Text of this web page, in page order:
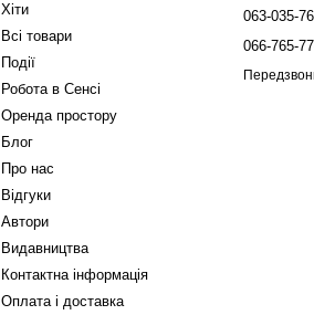
Хіти
Всі товари
Події
Робота в Сенсі
Оренда простору
Блог
Про нас
Відгуки
Автори
Видавництва
Контактна інформація
Оплата і доставка
063-035-
066-765-